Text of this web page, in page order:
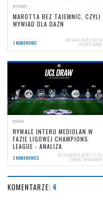
WYWIADY
MAROTTA BEZ TAJEMNIC, CZYLI
WYWIAD DLA DAZN
1 KOMENTARZ 28 MAJA 2026 | 08:54
MAREK SUDOŁ
OGÓLNA
RYWALE INTERU MEDIOLAN W
FAZIE LIGOWEJ CHAMPIONS
LEAGUE - ANALIZA
3 KOMENTARZE 29 SIERPNIA 2025 | 11:00
PAWEŁ ŚWINARSKI
KOMENTARZE: 4